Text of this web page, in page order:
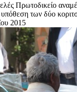
Πρωτοδικείο
των δύο
2015